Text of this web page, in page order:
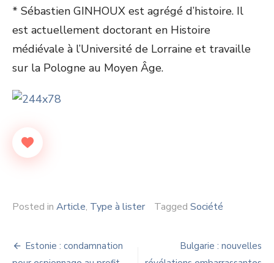
* Sébastien GINHOUX est agrégé d’histoire. Il
est actuellement doctorant en Histoire
médiévale à l’Université de Lorraine et travaille
sur la Pologne au Moyen Âge.
Posted in Article, Type à lister Tagged Société
Navigation
Estonie : condamnation
Bulgarie : nouvelles